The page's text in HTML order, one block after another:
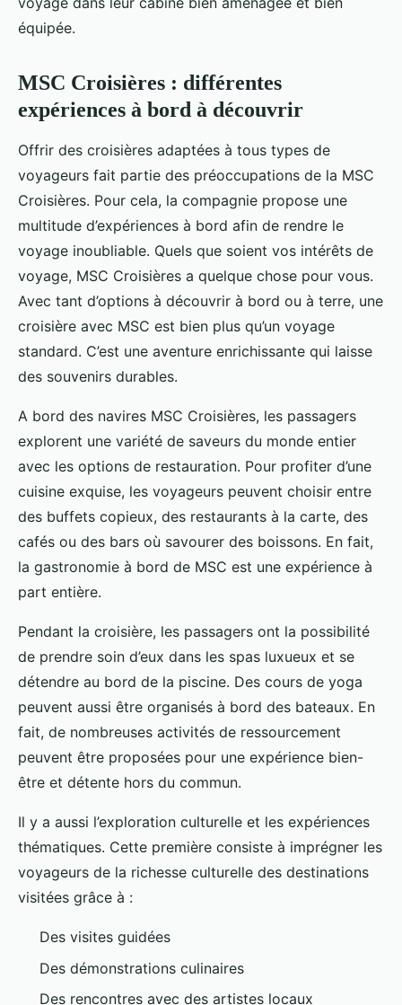
équipée.
MSC Croisières : différentes
expériences à bord à découvrir
Offrir des croisières adaptées à tous types de
voyageurs fait partie des préoccupations de la MSC
Croisières. Pour cela, la compagnie propose une
multitude d’expériences à bord afin de rendre le
voyage inoubliable. Quels que soient vos intérêts de
voyage, MSC Croisières a quelque chose pour vous.
Avec tant d’options à découvrir à bord ou à terre, une
croisière avec MSC est bien plus qu’un voyage
standard. C’est une aventure enrichissante qui laisse
des souvenirs durables.
A bord des navires MSC Croisières, les passagers
explorent une variété de saveurs du monde entier
avec les options de restauration. Pour profiter d’une
cuisine exquise, les voyageurs peuvent choisir entre
des buffets copieux, des restaurants à la carte, des
cafés ou des bars où savourer des boissons. En fait,
la gastronomie à bord de MSC est une expérience à
part entière.
Pendant la croisière, les passagers ont la possibilité
de prendre soin d’eux dans les spas luxueux et se
détendre au bord de la piscine. Des cours de yoga
peuvent aussi être organisés à bord des bateaux. En
fait, de nombreuses activités de ressourcement
peuvent être proposées pour une expérience bien-
être et détente hors du commun.
Il y a aussi l’exploration culturelle et les expériences
thématiques. Cette première consiste à imprégner les
voyageurs de la richesse culturelle des destinations
visitées grâce à :
Des visites guidées
Des démonstrations culinaires
Des rencontres avec des artistes locaux